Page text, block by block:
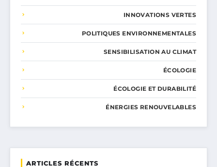
INNOVATIONS VERTES
POLITIQUES ENVIRONNEMENTALES
SENSIBILISATION AU CLIMAT
ÉCOLOGIE
ÉCOLOGIE ET DURABILITÉ
ÉNERGIES RENOUVELABLES
ARTICLES RÉCENTS